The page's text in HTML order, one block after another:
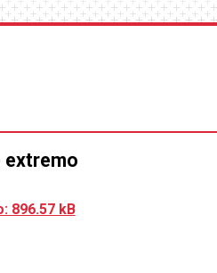
extremo
896.57 kB